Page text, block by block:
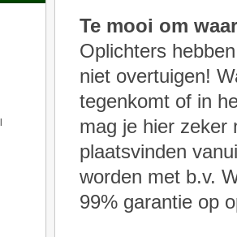
Te mooi om
Oplichters
niet overtuigen!
tegenkomt of in
mag je hier zeker
plaatsvinden
worden met b.v.
99% garantie op